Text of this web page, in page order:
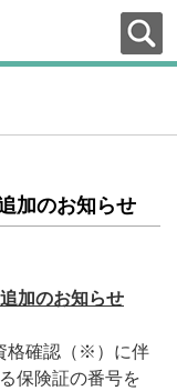
加のお知らせ
加のお知らせ
格確認（※）に伴
保険証の番号を